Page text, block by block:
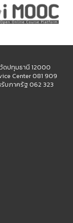
ดปทุมธานี 12000
Center 081 909
บภาครัฐ 062 323